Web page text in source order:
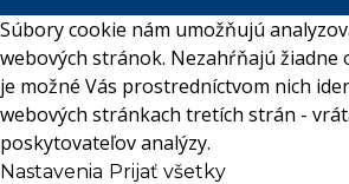
Súbory cookie nám umožňujú
webových stránok. Nezahŕňajú žiadne
je možné Vás prostredníctvom nich
webových stránkach tretích strán -
poskytovateľov analýzy.
Nastavenia Prijať všetky